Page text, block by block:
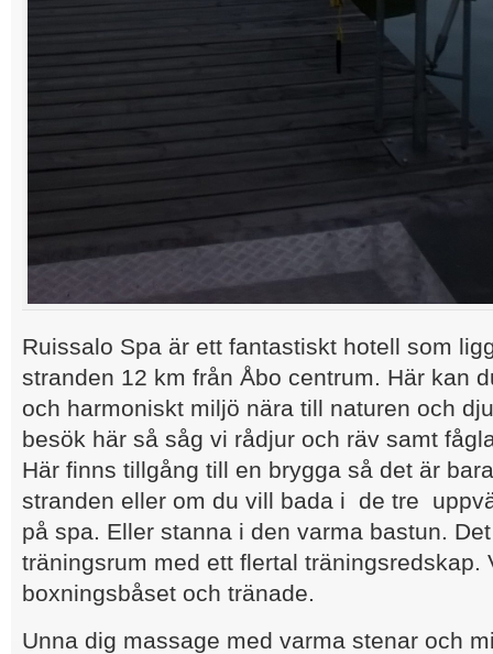
Ruissalo Spa är ett fantastiskt hotell som
stranden 12 km från Åbo centrum. Här kan
och harmoniskt miljö nära till naturen och
besök här så såg vi rådjur och räv samt
Här finns tillgång till en brygga så det är
stranden eller om du vill bada i de tre
på spa. Eller stanna i den varma bastun.
träningsrum med ett flertal träningsredskap.
boxningsbåset och tränade.
Unna dig massage med varma stenar och